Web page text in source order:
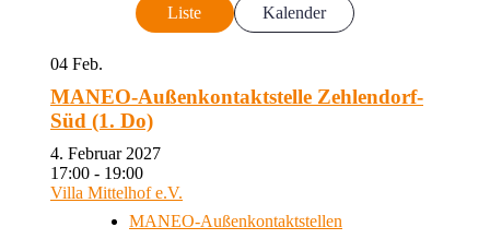
Liste Kalender
04 Feb.
MANEO-Außenkontaktstelle Zehlendorf-
Süd (1. Do)
4. Februar 2027
17:00 - 19:00
Villa Mittelhof e.V.
MANEO-Außenkontaktstellen